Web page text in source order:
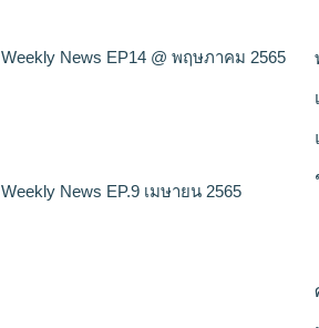
Weekly News EP14 @ พฤษภาคม 2565
Weekly News EP.9 เมษายน 2565